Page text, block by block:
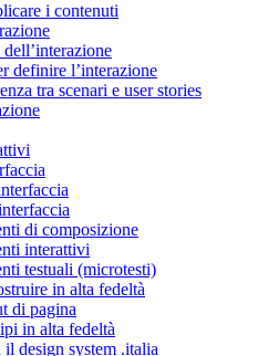
i contenuti
definire l’interazione
tra scenari e user stories
di composizione
interattivi
testuali (microtesti)
in alta fedeltà
di pagina
in alta fedeltà
design system .italia